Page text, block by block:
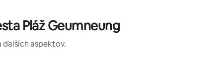
Pláž Geumneung
aspektov.